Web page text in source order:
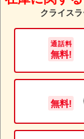
クライス
通話料
無料!
無料!